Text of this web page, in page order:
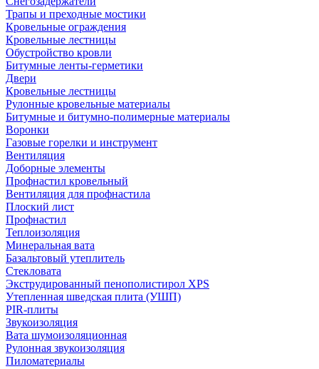
Трапы и преходные мостики
Кровельные ограждения
Кровельные лестницы
Обустройство кровли
Битумные ленты-герметики
Двери
Кровельные лестницы
Рулонные кровельные материалы
Битумные и битумно-полимерные материалы
Воронки
Газовые горелки и инструмент
Вентиляция
Доборные элементы
Профнастил кровельный
Вентиляция для профнастила
Плоский лист
Профнастил
Теплоизоляция
Минеральная вата
Базальтовый утеплитель
Стекловата
Экструдированный пенополистирол XPS
Утепленная шведская плита (УШП)
PIR-плиты
Звукоизоляция
Вата шумоизоляционная
Рулонная звукоизоляция
Пиломатериалы